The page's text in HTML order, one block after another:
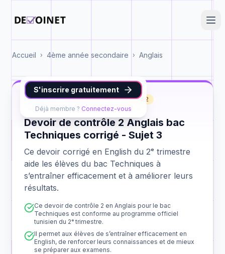
Accueil › 4ème année secondaire › Anglais
S'inscrire gratuitement
Déjà membre ? Connectez-vous
English bac Techniques contrôle 2
Devoir de contrôle 2 Anglais bac
Techniques corrigé - Sujet 3
Ce devoir corrigé en English du 2ᵉ trimestre
aide les élèves du bac Techniques à
s’entraîner efficacement et à améliorer leurs
résultats.
Ce devoir de contrôle 2 en Anglais pour le bac
Techniques est conforme au programme officiel
tunisien du 2ᵉ trimestre.
Il permet aux élèves de s’entraîner efficacement en
English, de renforcer leurs connaissances et de mieux
se préparer aux examens.